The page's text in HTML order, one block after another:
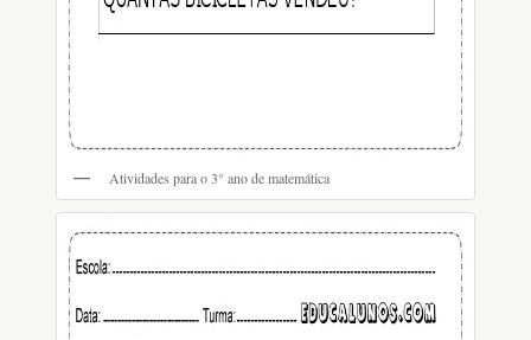
Atividades para o 3° ano de matemática